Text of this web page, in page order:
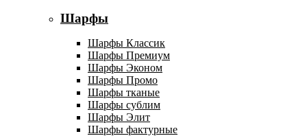
Шарфы
Шарфы Классик
Шарфы Премиум
Шарфы Эконом
Шарфы Промо
Шарфы тканые
Шарфы сублим
Шарфы Элит
Шарфы фактурные